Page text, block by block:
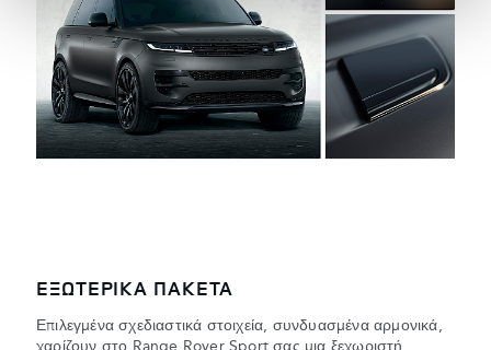
κοινωνικών μέσων, διαφήμισης και αναλύσεων, οι
οποίοι ενδεχομένως να τις συνδυάσουν με άλλες
πληροφορίες που τους έχετε παραχωρήσει ή τις οποίες
έχουν συλλέξει σε σχέση με την από μέρους σας χρήση
των υπηρεσιών τους.
ΕΞΩΤΕΡΙΚΑ ΠΑΚΕΤΑ
Επιλεγμένα σχεδιαστικά στοιχεία, συνδυασμένα αρμονικά,
χαρίζουν στο Range Rover Sport σας μια ξεχωριστή